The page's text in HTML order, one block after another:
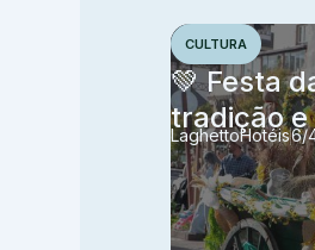
CULTURA
💚 Festa
tradição
LaghettoHotéis6/